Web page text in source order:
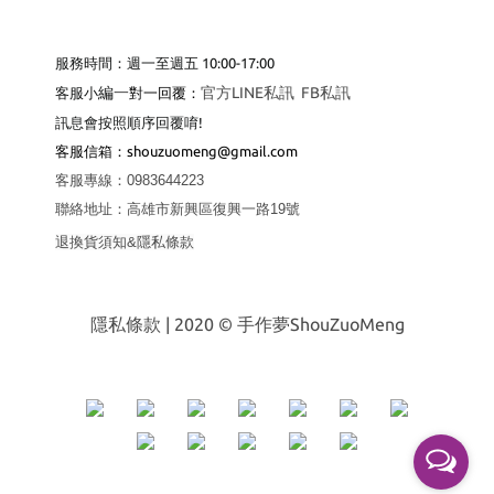
服務時間：週一至週五 10:00-17:00
客服小編一對一回覆： 官方LINE私訊 FB私訊
訊息會按照順序回覆唷!
客服信箱：shouzuomeng@gmail.com
客服專線 ： 0983644223
聯絡地址 ： 高雄市新興區復興一路19號
退換貨須知&隱私條款
隱私條款 | 2020 © 手作夢ShouZuoMeng